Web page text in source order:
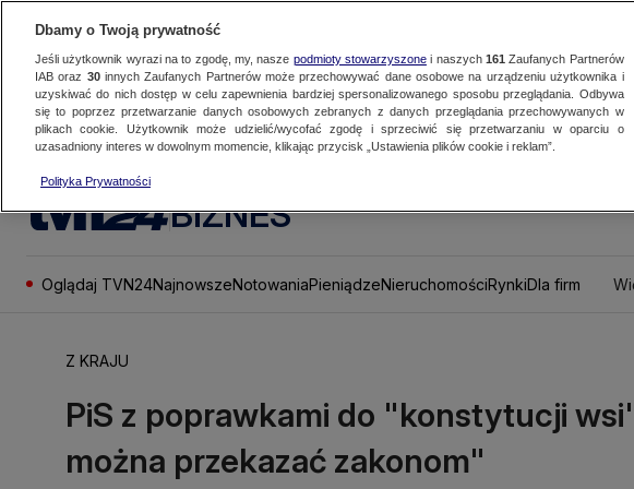
BIZNES
Oglądaj TVN24NajnowszeNotowaniaPieniądzeNieruchomościRynkiDla firm
Z KRAJU
PiS z poprawkami do "konstytucji
można przekazać zakonom"
Dbamy o Twoją prywatność
Jeśli użytkownik wyrazi na to zgodę, my, nasze podmioty stowarzyszonei naszych 161 Zaufanych Partnerów
IAB oraz 30innych Zaufanych Partnerów może przechowywać dane osobowe na urządzeniu użytkownika i
uzyskiwać do nich dostęp w celu zapewnienia bardziej spersonalizowanego sposobu przeglądania. Odbywa
się to poprzez przetwarzanie danych osobowych zebranych z danych przeglądania przechowywanych w
plikach cookie. Użytkownik może udzielić/wycofać zgodę i sprzeciwić się przetwarzaniu w oparciu o
uzasadniony interes w dowolnym momencie, klikając przycisk „Ustawienia plików cookie i reklam”.
Polityka Prywatności